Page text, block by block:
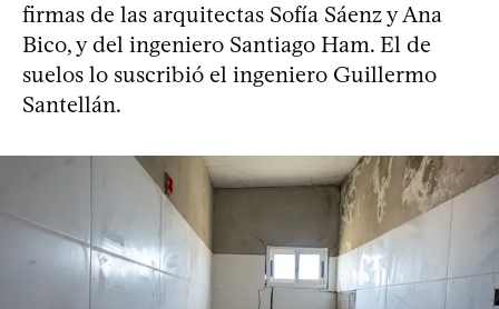
firmas de las arquitectas Sofía Sáenz y Ana
Bico, y del ingeniero Santiago Ham. El de
suelos lo suscribió el ingeniero Guillermo
Santellán.